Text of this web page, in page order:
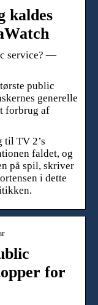
kaldes
service? —
public
generelle
forbrug af
til TV 2’s
faldet, og
på spil, skriver
i dette
for